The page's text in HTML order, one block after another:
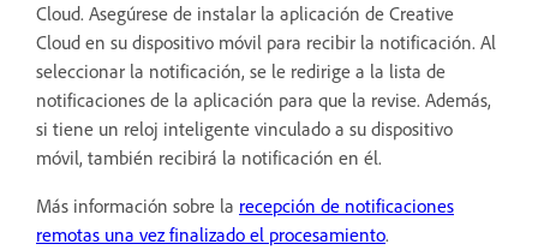
Cloud. Asegúrese de instalar la aplicación de Creative
Cloud en su dispositivo móvil para recibir la notificación. Al
seleccionar la notificación, se le redirige a la lista de
notificaciones de la aplicación para que la revise. Además,
si tiene un reloj inteligente vinculado a su dispositivo
móvil, también recibirá la notificación en él.
Más información sobre la recepción de notificaciones
remotas una vez finalizado el procesamiento.